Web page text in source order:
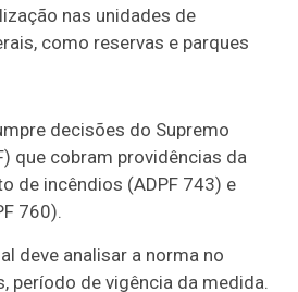
nas unidades de
como reservas e parques
decisões do Supremo
que cobram providências da
de incêndios (ADPF 743) e
760).
deve analisar a norma no
período de vigência da medida.